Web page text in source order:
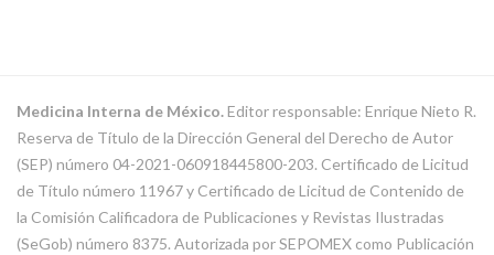
Medicina Interna de México.Editor responsable: Enrique Nieto R.
Reserva de Título de la Dirección General del Derecho de Autor
(SEP) número 04-2021-060918445800-203. Certificado de Licitud
de Título número 11967 y Certificado de Licitud de Contenido de
la Comisión Calificadora de Publicaciones y Revistas Ilustradas
(SeGob) número 8375. Autorizada por SEPOMEX como Publicación